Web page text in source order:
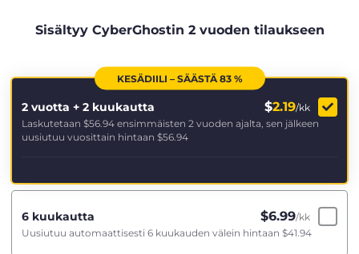
Sisältyy CyberGhostin 2 vuoden tilaukseen
KESÄDIILI – SÄÄSTÄ 83 %
2 vuotta + 2 kuukautta $2.19/kk
Laskutetaan $56.94 ensimmäisten 2 vuoden ajalta, sen jälkeen
uusiutuu vuosittain hintaan $56.94
6 kuukautta $6.99/kk
Uusiutuu automaattisesti 6 kuukauden välein hintaan $41.94